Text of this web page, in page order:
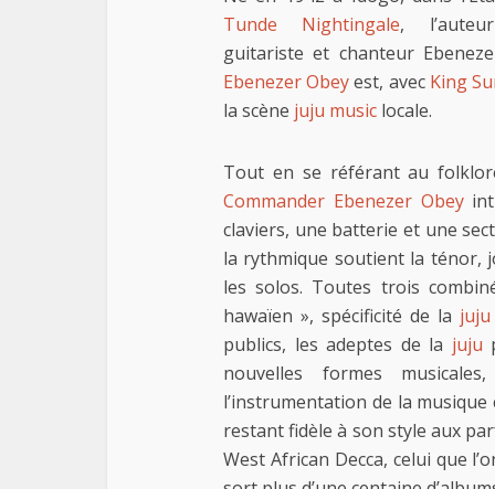
Tunde Nightingale,
guitariste et chanteur
Ebenezer Obeyest, avec King
la scène juju music locale.
Tout en se référant au
Commander Ebenezer Obey
claviers, une batterie et une
la rythmique soutient la ténor,
les solos. Toutes trois
hawaïen », spécificité de la juju
publics, les adeptes de la juju
nouvelles formes
l’instrumentation de la
restant fidèle à son style aux
West African Decca, celui que